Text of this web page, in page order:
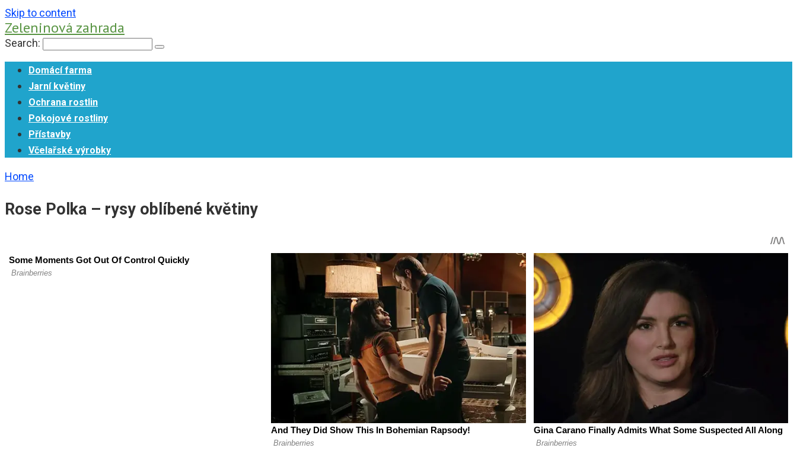
Skip to content
Zeleninová zahrada
Search:
Domácí farma
Jarní květiny
Ochrana rostlin
Pokojové rostliny
Přístavby
Včelařské výrobky
Home
Rose Polka – rysy oblíbené květiny